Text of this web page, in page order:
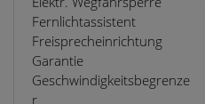
Fernlichtassistent
Freisprecheinrichtung
Garantie
Geschwindigkeitsbegrenze
r